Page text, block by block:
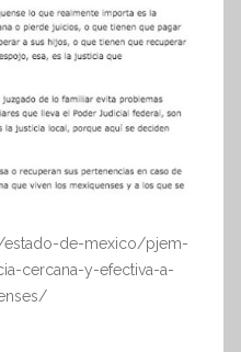
de-mexico/pjem-
cercana-y-efectiva-a-